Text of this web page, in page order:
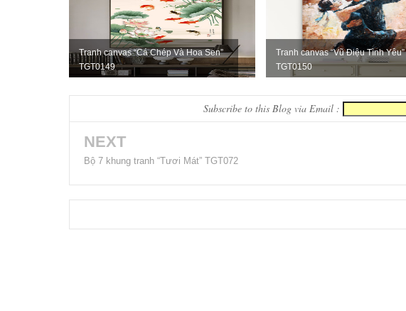
Tranh canvas “Cá Chép Và Hoa Sen”
TGT0149
Tranh canvas “Vũ Điệu Tình Yêu”
TGT0150
Subscribe to this Blog via Email :
NEXT
Bộ 7 khung tranh “Tươi Mát” TGT072